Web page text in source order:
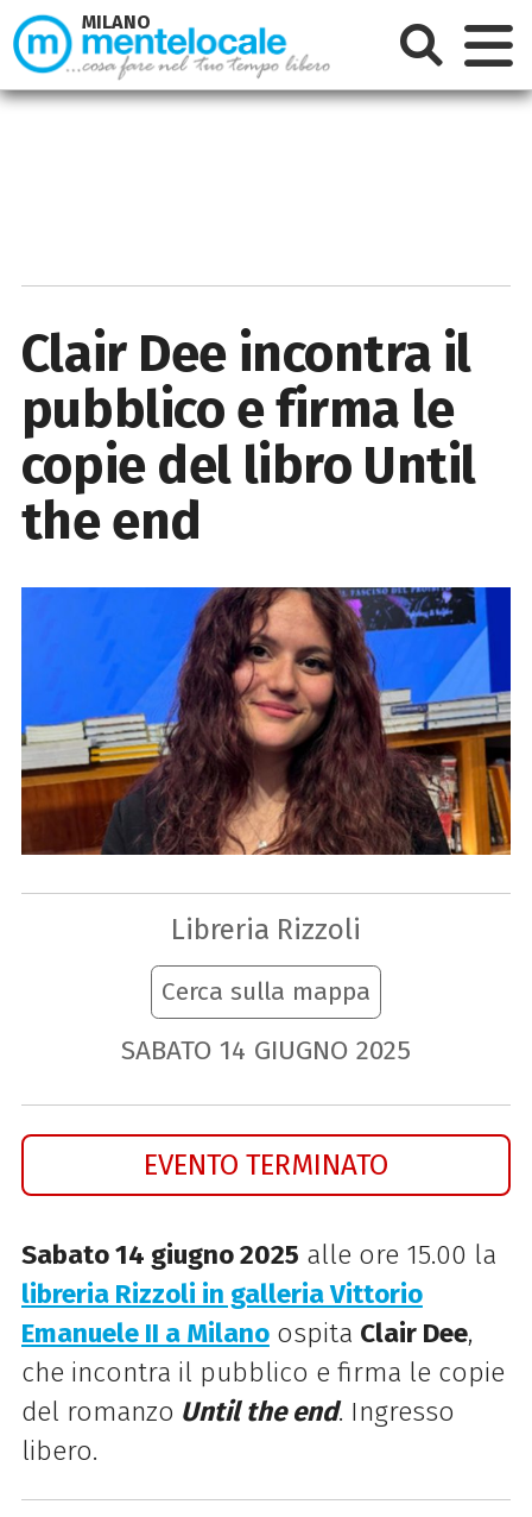
Clair Dee incontra il
pubblico e firma le
copie del libro Until
the end
Libreria Rizzoli
Cerca sulla mappa
SABATO 14 GIUGNO 2025
EVENTO TERMINATO
Sabato 14 giugno 2025 alle ore 15.00 la
libreria Rizzoli in galleria Vittorio
Emanuele II a Milanoospita Clair Dee,
che incontra il pubblico e firma le copie
del romanzo Until the end. Ingresso
libero.
MILANO